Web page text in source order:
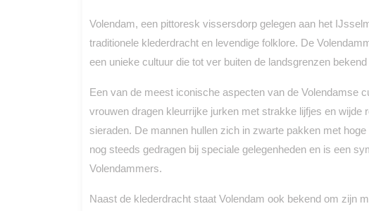
Volendam, een pittoresk vissersdorp gelegen aan het
traditionele klederdracht en levendige folklore. De
een unieke cultuur die tot ver buiten de landsgrenzen bekend
Een van de meest iconische aspecten van de Volendamse
vrouwen dragen kleurrijke jurken met strakke lijfjes en
sieraden. De mannen hullen zich in zwarte pakken met
nog steeds gedragen bij speciale gelegenheden en is een
Volendammers.
Naast de klederdracht staat Volendam ook bekend om zijn